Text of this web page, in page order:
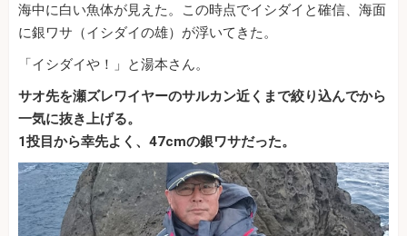
海中に白い魚体が見えた。この時点でイシダイと確信、海面
に銀ワサ（イシダイの雄）が浮いてきた。
「イシダイや！」と湯本さん。
サオ先を瀬ズレワイヤーのサルカン近くまで絞り込んでから
一気に抜き上げる。
1投目から幸先よく、47cmの銀ワサだった。